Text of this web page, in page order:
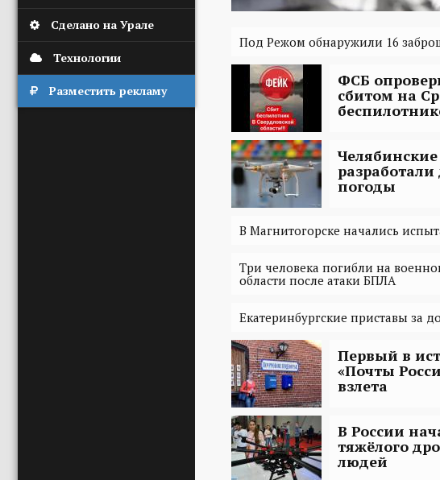
Сделано на Урале
Технологии
Разместить рекламу
Под Режом обнаружили 16
ФСБ
сбитом на
погоды
В Магнитогорске начались
Три человека погибли на
области после атаки БПЛА
Екатеринбургские приставы за
Первый в
«Почты
взлета
В России
тяжёлого
людей